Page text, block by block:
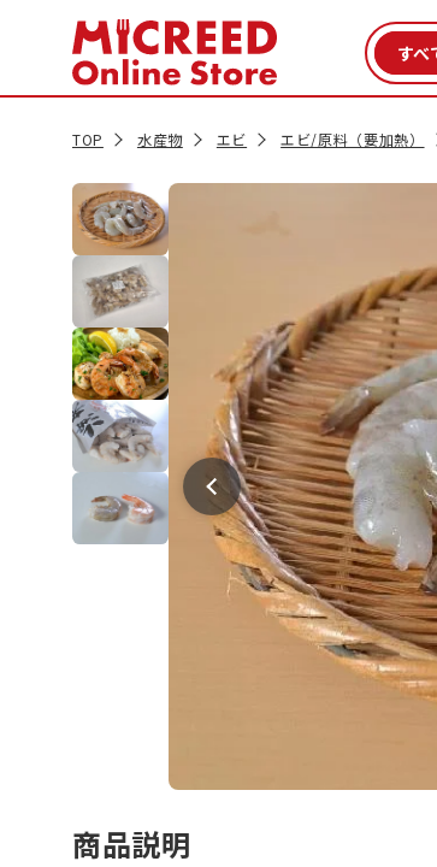
TOP 水産物 エビ エビ/原料（要加熱）
商品説明